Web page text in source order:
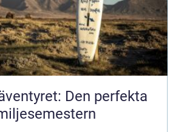
Den perfekta